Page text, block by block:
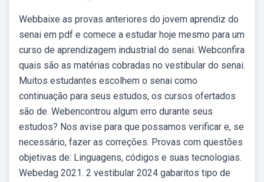
Webbaixe as provas anteriores do jovem aprendiz do
senai em pdf e comece a estudar hoje mesmo para um
curso de aprendizagem industrial do senai. Webconfira
quais são as matérias cobradas no vestibular do senai.
Muitos estudantes escolhem o senai como
continuação para seus estudos, os cursos ofertados
são de. Webencontrou algum erro durante seus
estudos? Nos avise para que possamos verificar e, se
necessário, fazer as correções. Provas com questões
objetivas de: Linguagens, códigos e suas tecnologias.
Webedag 2021. 2 vestibular 2024 gabaritos tipo de